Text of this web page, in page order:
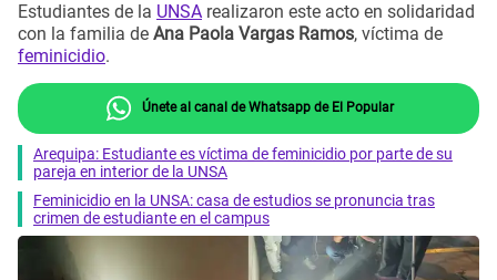
Estudiantes de la UNSA realizaron este acto en solidaridad
con la familia de Ana Paola Vargas Ramos, víctima de
feminicidio.
Únete al canal de Whatsapp de El Popular
Arequipa: Estudiante es víctima de feminicidio por parte de su
pareja en interior de la UNSA
Feminicidio en la UNSA: casa de estudios se pronuncia tras
crimen de estudiante en el campus